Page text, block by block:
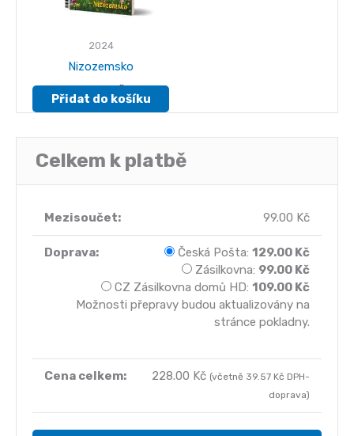
2024
Nizozemsko
95.00Kč
Přidat do košíku
Celkem k platbě
99.00 Kč
Česká Pošta: 129.00 Kč
Zásilkovna: 99.00 Kč
CZ Zásilkovna domů HD: 109.00 Kč
Možnosti přepravy budou aktualizovány na
stránce pokladny.
228.00 Kč (včetně 39.57 Kč DPH-
doprava)